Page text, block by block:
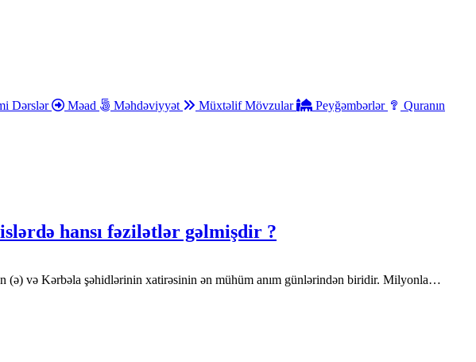
Dərslər Məad Məhdəviyyət Müxtəlif Mövzular Peyğəmbərlər
Quranın
hansı fəzilətlər gəlmişdir ?
(ə) və Kərbəla şəhidlərinin xatirəsinin ən mühüm anım günlərindən biridir. Milyonla…